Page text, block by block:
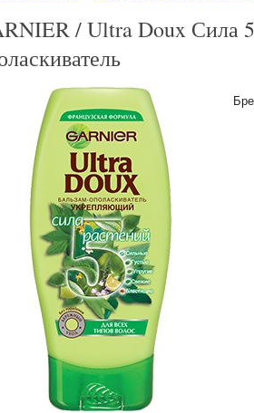
/ Ultra Doux Сила